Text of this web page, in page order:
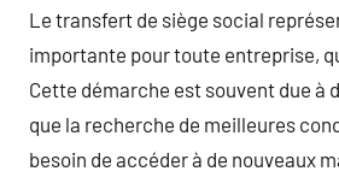
Le transfert de siège social
importante pour toute entreprise,
Cette démarche est souvent due à
que la recherche de meilleures
besoin de accéder à de nouveaux